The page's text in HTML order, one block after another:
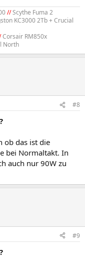
//Scythe Fuma 2
KC3000 2Tb + Crucial
Corsair RM850x
North​
#8
ob das ist die
bei Normaltakt. In
auch nur 90W zu
#9